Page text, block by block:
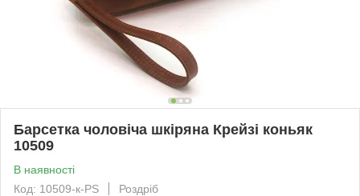
Барсетка чоловіча шкіряна Крейзі коньяк
10509
В наявності
Код: 10509-к-PS
Роздріб